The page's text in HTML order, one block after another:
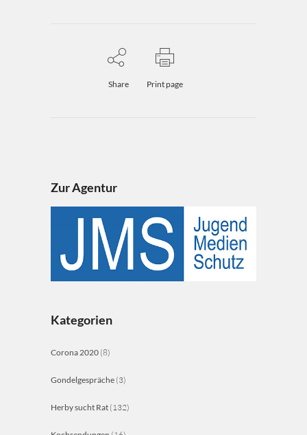
Share Print page
Zur Agentur
Kategorien
Corona 2020 (8)
Gondelgespräche (3)
Herby sucht Rat (132)